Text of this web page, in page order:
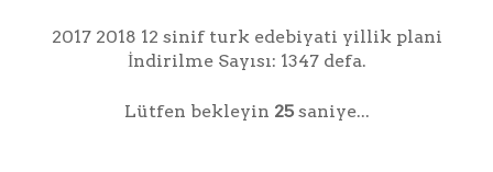
2017 2018 12 sinif turk edebiyati yillik plani
İndirilme Sayısı: 1347 defa.
Lütfen bekleyin 25saniye...